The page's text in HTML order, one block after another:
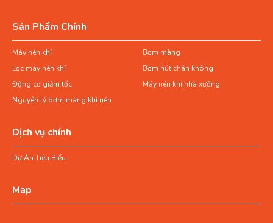
Sản Phẩm Chính
Máy nén khí
Bơm màng
Lọc máy nén khí
Bơm hút chân không
Động cơ giảm tốc
Máy nén khí nhà xưởng
Nguyên lý bơm màng khí nén
Dịch vụ chính
Dự Án Tiêu Biểu
Map